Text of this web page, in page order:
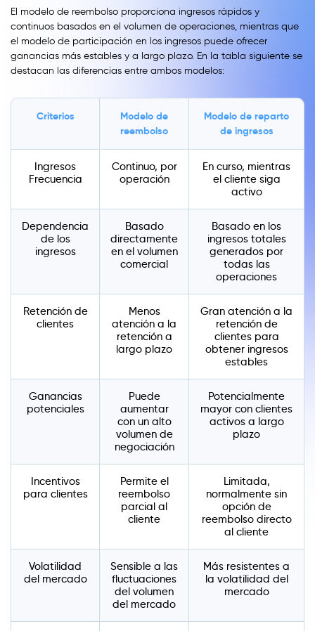
El modelo de reembolso proporciona ingresos rápidos y
continuos basados en el volumen de operaciones, mientras que
el modelo de participación en los ingresos puede ofrecer
ganancias más estables y a largo plazo. En la tabla siguiente se
destacan las diferencias entre ambos modelos:
Criterios
Modelo de
reembolso
Modelo de reparto
de ingresos
Ingresos
Frecuencia
Continuo, por
operación
En curso, mientras
el cliente siga
activo
Dependencia
de los
ingresos
Basado
directamente
en el volumen
comercial
Basado en los
ingresos totales
generados por
todas las
operaciones
Retención de
clientes
Menos
atención a la
retención a
largo plazo
Gran atención a la
retención de
clientes para
obtener ingresos
estables
Ganancias
potenciales
Puede
aumentar
con un alto
volumen de
negociación
Potencialmente
mayor con clientes
activos a largo
plazo
Incentivos
para clientes
Permite el
reembolso
parcial al
cliente
Limitada,
normalmente sin
opción de
reembolso directo
al cliente
Volatilidad
del mercado
Sensible a las
fluctuaciones
del volumen
del mercado
Más resistentes a
la volatilidad del
mercado